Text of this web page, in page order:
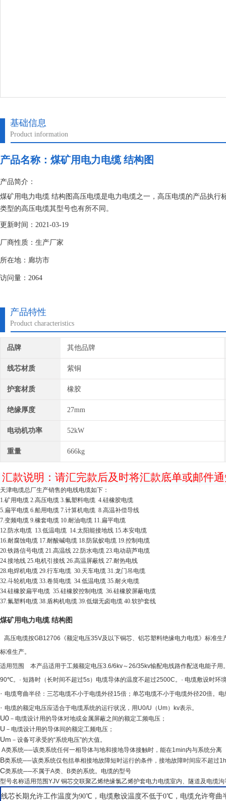
基础信息
Product information
产品名称： 煤矿用电力电缆 结构图
产品简介：
煤矿用电力电缆 结构图高压电缆是电力电缆之一，高压电缆的产品执行
类型的高压电缆其型号也有所不同。
更新时间：2021-03-19
厂商性质：生产厂家
所在地：廊坊市
访问量：2064
产品特性
Product characteristics
品牌 其他品牌
线芯材质 紫铜
护套材质 橡胶
绝缘厚度 27mm
电动机功率 52kW
重量 666kg
汇款说明：请汇完款后及时将汇款底单或邮件
天津电缆总厂生产销售的电线电缆如下：
1.矿用电缆 2.高压电缆 3.氟塑料电缆 4.硅橡胶电缆
5.扁平电缆 6.船用电缆 7.计算机电缆 8.高温补偿导线
7.变频电缆 9.橡套电缆 10.耐油电缆 11.扁平电缆
12.防水电缆 13.低温电缆 14.太阳能接地线 15.本安电缆
16.耐腐蚀电缆 17.耐酸碱电缆 18.防鼠蚁电缆 19.控制电缆
20.铁路信号电缆 21.高温线 22.防水电缆 23.电动葫芦电缆
24.接地线 25.电机引接线 26.高温屏蔽线 27.耐热电线
28.电焊机电缆 29.行车电缆 30.天车电缆 31.龙门吊电缆
32.斗轮机电缆 33.卷筒电缆 34.低温电缆 35.耐火电缆
34.硅橡胶扁平电缆 35.硅橡胶控制电缆 36.硅橡胶屏蔽电缆
37.氟塑料电缆 38.盾构机电缆 39.低烟无卤电缆 40.软护套线
煤矿用电力电缆 结构图
高压电缆按GB12706 《额定电压35V及以下铜芯、铝芯塑料绝缘电力电缆》标准
标准生产。
适用范围
本产品适用于工频额定电压3.6/6kv～26/35kv输配电线路作配送电能子用
90℃。 · 短路时（长时间不超过5s）电缆导体的温度不超过2500C。 · 电缆敷设时环
· 电缆弯曲半径：三芯电缆不小于电缆外径15倍；单芯电缆不小于电缆外径20倍。电
· 电缆的额定电压应适合于电缆系统的运行状况，用 U0/U （ Um） kv表示。
U0 －电缆设计用的导体对地或金属屏蔽之间的额定工频电压；
U －电缆设计用的导体间的额定工频电压；
Um －设备可承受的“系统电压”的大值。
A类系统──该类系统任何一相导体与地和接地导体接触时，能在1min内与系统分离
B类系统──该类系统仅包括单相接地故障短时运行的条件，接地故障时间应不超过
C类系统──不属于A类、 B类的系统。电缆的型号
型号名称适用范围YJV 铜芯交联聚乙烯绝缘氯乙烯护套电力电缆室内、隧道及电缆
线芯长期允许工作温度为90℃，电缆敷设温度不低于0℃，电缆允许弯曲